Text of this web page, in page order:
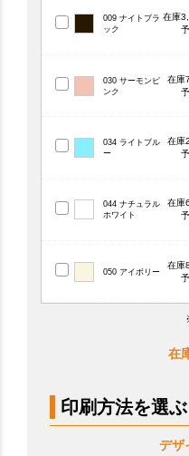
009 ナイトブラ
ック
在庫
030 サーモンピ
ンク
在庫
034 ライトブル
ー
在庫
044 ナチュラル
ホワイト
在庫
050 アイボリー
在庫
在
印刷方法を選ぶ
デザ